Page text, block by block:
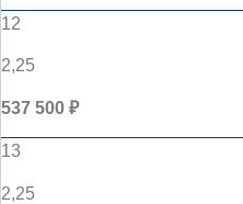
12
2,25
537 500 ₽
13
2,25